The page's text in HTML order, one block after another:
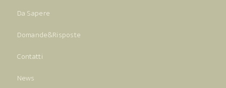
Da Sapere
Domande&Risposte
Contatti
News